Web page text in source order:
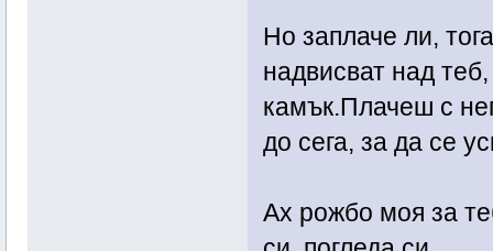
Но заплаче ли,
надвисват над
камък.Плачеш с
до сега, за да се
Ах рожбо моя за